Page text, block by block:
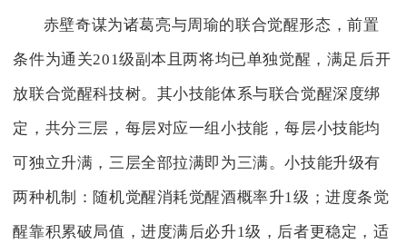
赤壁奇谋为诸葛亮与周瑜的联合觉醒形态，前置
条件为通关201级副本且两将均已单独觉醒，满足后开
放联合觉醒科技树。其小技能体系与联合觉醒深度绑
定，共分三层，每层对应一组小技能，每层小技能均
可独立升满，三层全部拉满即为三满。小技能升级有
两种机制：随机觉醒消耗觉醒酒概率升1级；进度条觉
醒靠积累破局值，进度满后必升1级，后者更稳定，适